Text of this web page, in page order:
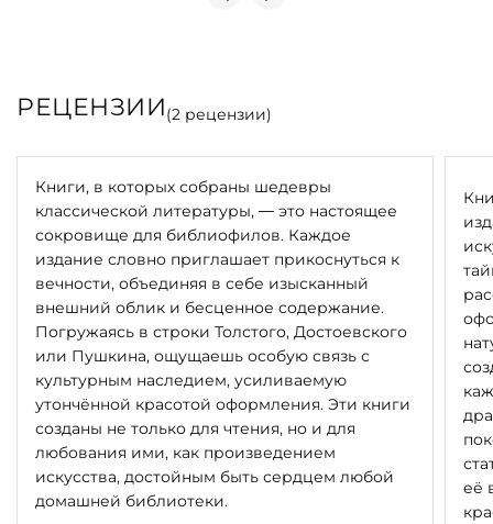
РЕЦЕНЗИИ(2 рецензии)
Книги, в которых собраны шедевры
классической литературы, — это настоящее
сокровище для библиофилов. Каждое
издание словно приглашает прикоснуться к
вечности, объединяя в себе изысканный
внешний облик и бесценное содержание.
Погружаясь в строки Толстого, Достоевского
или Пушкина, ощущаешь особую связь с
культурным наследием, усиливаемую
утончённой красотой оформления. Эти книги
созданы не только для чтения, но и для
любования ими, как произведением
искусства, достойным быть сердцем любой
домашней библиотеки.
её